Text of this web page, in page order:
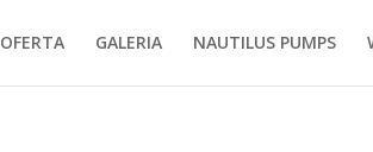
OFERTA GALERIA NAUTILUS PUMPS